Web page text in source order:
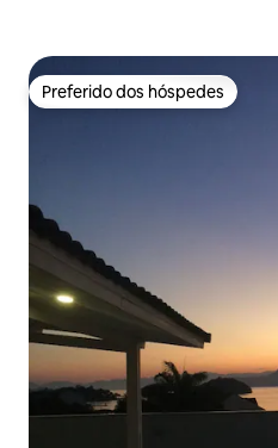
Preferido dos hóspedes
Preferido dos hóspedes